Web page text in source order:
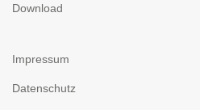
Download
Impressum
Datenschutz